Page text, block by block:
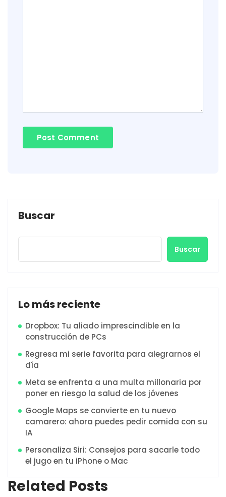
Buscar
Buscar
Lo más reciente
Dropbox: Tu aliado imprescindible en la
construcción de PCs
Regresa mi serie favorita para alegrarnos el
día
Meta se enfrenta a una multa millonaria por
poner en riesgo la salud de los jóvenes
Google Maps se convierte en tu nuevo
camarero: ahora puedes pedir comida con su
IA
Personaliza Siri: Consejos para sacarle todo
el jugo en tu iPhone o Mac
Related Posts